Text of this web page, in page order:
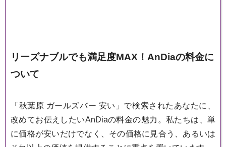
リーズナブルでも満足度MAX！AnDiaの料金に
ついて
「秋葉原 ガールズバー 安い」で検索されたあなたに、
改めてお伝えしたいAnDiaの料金の魅力。私たちは、単
に価格が安いだけでなく、その価格に見合う、あるいは